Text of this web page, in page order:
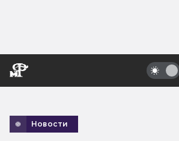
Новости